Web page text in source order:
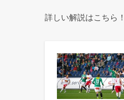
詳しい解説はこちら！